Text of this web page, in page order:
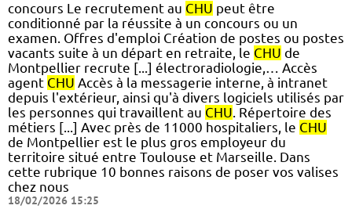
concours Le recrutement au CHU peut être
conditionné par la réussite à un concours ou un
examen. Offres d'emploi Création de postes ou postes
vacants suite à un départ en retraite, le CHU de
Montpellier recrute [...] électroradiologie,… Accès
agent CHU Accès à la messagerie interne, à intranet
depuis l'extérieur, ainsi qu'à divers logiciels utilisés par
les personnes qui travaillent au CHU. Répertoire des
métiers [...] Avec près de 11000 hospitaliers, le CHU
de Montpellier est le plus gros employeur du
territoire situé entre Toulouse et Marseille. Dans
cette rubrique 10 bonnes raisons de poser vos valises
chez nous
18/02/2026 15:25